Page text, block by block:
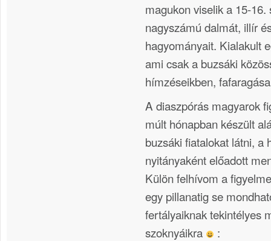
magukon viselik a 15-
nagyszámú dalmát, illír
hagyományait. Kialakult
ami csak a buzsáki
hímzéseikben,
A diaszpórás magyarok
múlt hónapban készült
buzsáki fiatalokat látni, a
nyitányaként előadott
Külön felhívom a
egy pillanatig se
fertályaiknak tekintélyes
szoknyáikra
: